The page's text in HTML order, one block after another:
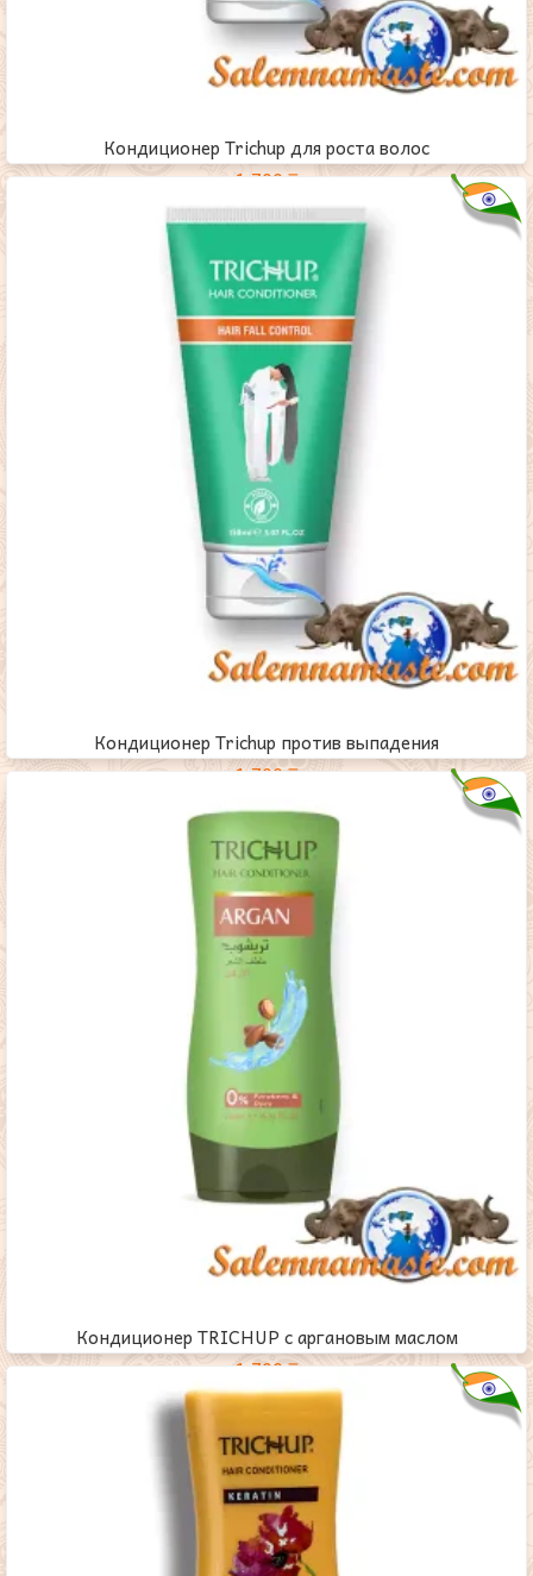
Кондиционер Trichup для роста волос
1,700₸
Кондиционер Trichup против выпадения
1,700₸
Кондиционер TRICHUP с аргановым маслом
1,700₸